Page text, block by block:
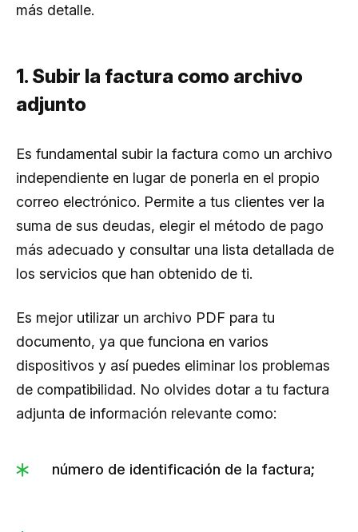
más detalle.
1. Subir la factura como archivo
adjunto
Es fundamental subir la factura como un archivo
independiente en lugar de ponerla en el propio
correo electrónico. Permite a tus clientes ver la
suma de sus deudas, elegir el método de pago
más adecuado y consultar una lista detallada de
los servicios que han obtenido de ti.
Es mejor utilizar un archivo PDF para tu
documento, ya que funciona en varios
dispositivos y así puedes eliminar los problemas
de compatibilidad. No olvides dotar a tu factura
adjunta de información relevante como:
número de identificación de la factura;